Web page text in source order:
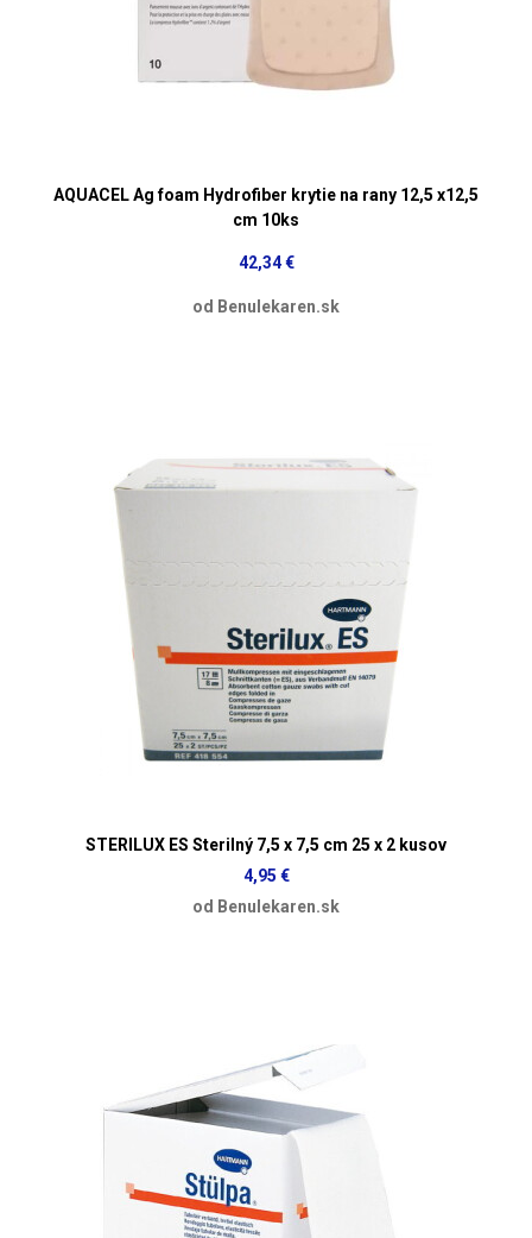
AQUACEL Ag foam Hydrofiber krytie na rany 12,5 x12,5
cm 10ks
42,34 €
od Benulekaren.sk
STERILUX ES Sterilný 7,5 x 7,5 cm 25 x 2 kusov
4,95 €
od Benulekaren.sk